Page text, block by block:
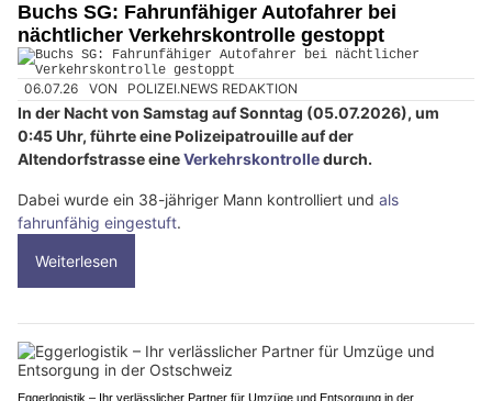
Buchs SG: Fahrunfähiger Autofahrer bei
nächtlicher Verkehrskontrolle gestoppt
06.07.26 VON POLIZEI.NEWS REDAKTION
In der Nacht von Samstag auf Sonntag (05.07.2026), um
0:45 Uhr, führte eine Polizeipatrouille auf der
Altendorfstrasse eineVerkehrskontrolledurch.
Dabei wurde ein 38-jähriger Mann kontrolliert und als
fahrunfähig eingestuft.
Weiterlesen
Eggerlogistik – Ihr verlässlicher Partner für Umzüge und Entsorgung in der